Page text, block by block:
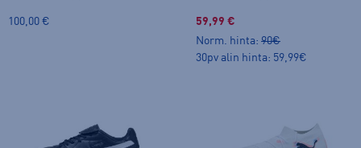
100,00 €
59,99 €
Norm. hinta: 90€
30pv alin hinta: 59,99€